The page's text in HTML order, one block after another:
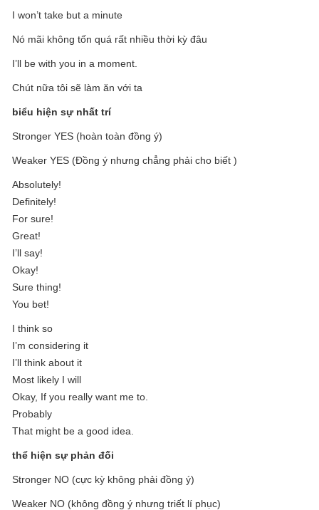
I won’t take but a minute
Nó mãi không tốn quá rất nhiều thời kỳ đâu
I’ll be with you in a moment.
Chút nữa tôi sẽ làm ăn với ta
biểu hiện sự nhất trí
Stronger YES (hoàn toàn đồng ý)
Weaker YES (Đồng ý nhưng chẳng phải cho biết )
Absolutely!
Definitely!
For sure!
Great!
I’ll say!
Okay!
Sure thing!
You bet!
I think so
I’m considering it
I’ll think about it
Most likely I will
Okay, If you really want me to.
Probably
That might be a good idea.
thể hiện sự phản đối
Stronger NO (cực kỳ không phải đồng ý)
Weaker NO (không đồng ý nhưng triết lí phục)